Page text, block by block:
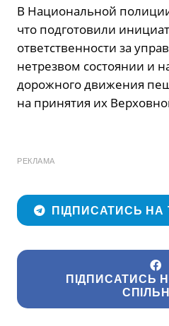
В Национальной
что подготовили
ответственности за
нетрезвом состоянии и
дорожного движения
на принятия их
РЕКЛАМА
ПІДПИСАТИСЬ НА
ПІДПИСАТИСЬ